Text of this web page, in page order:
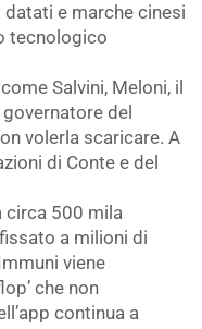
e marche cinesi
tecnologico
Salvini, Meloni, il
del
volerla scaricare. A
di Conte e del
circa 500 mila
a milioni di
viene
che non
continua a